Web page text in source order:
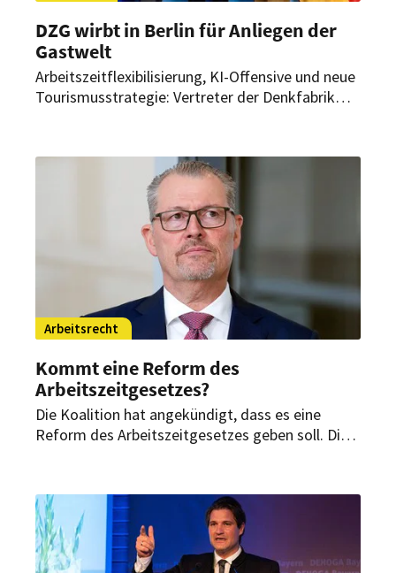
DZG wirbt in Berlin für Anliegen der
Gastwelt
Arbeitszeitflexibilisierung, KI-Offensive und neue
Tourismusstrategie: Vertreter der Denkfabrik
Bundestag. Dort sprachen sie mit
Spitzenpolitikern über wichtige Anliegen der
Arbeitsrecht
Kommt eine Reform des
Arbeitszeitgesetzes?
Die Koalition hat angekündigt, dass es eine
Reform des Arbeitszeitgesetzes geben soll. Die
für veraltet halten. Wie geht es weiter?